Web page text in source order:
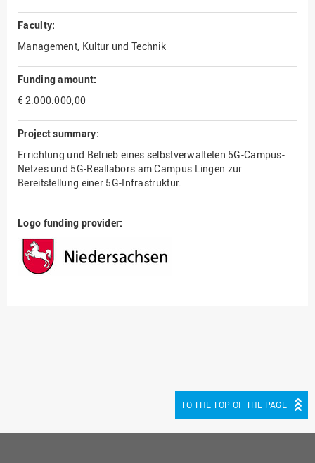
Faculty:
Management, Kultur und Technik
Funding amount:
€ 2.000.000,00
Project summary:
Errichtung und Betrieb eines selbstverwalteten 5G-Campus-
Netzes und 5G-Reallabors am Campus Lingen zur
Bereitstellung einer 5G-Infrastruktur.
Logo funding provider:
TO THE TOP OF THE PAGE